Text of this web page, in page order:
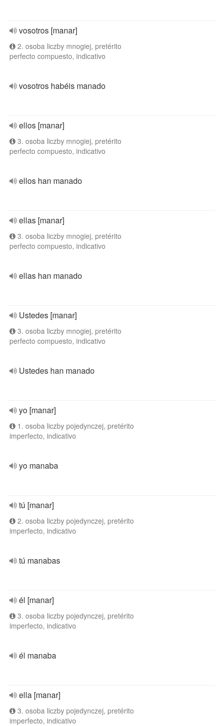
vosotros [manar]
2. osoba liczby mnogiej, pretérito
perfecto compuesto, indicativo
vosotros habéis manado
ellos [manar]
3. osoba liczby mnogiej, pretérito
perfecto compuesto, indicativo
ellos han manado
ellas [manar]
3. osoba liczby mnogiej, pretérito
perfecto compuesto, indicativo
ellas han manado
Ustedes [manar]
3. osoba liczby mnogiej, pretérito
perfecto compuesto, indicativo
Ustedes han manado
yo [manar]
1. osoba liczby pojedynczej, pretérito
imperfecto, indicativo
yo manaba
tú [manar]
2. osoba liczby pojedynczej, pretérito
imperfecto, indicativo
tú manabas
él [manar]
3. osoba liczby pojedynczej, pretérito
imperfecto, indicativo
él manaba
ella [manar]
3. osoba liczby pojedynczej, pretérito
imperfecto, indicativo